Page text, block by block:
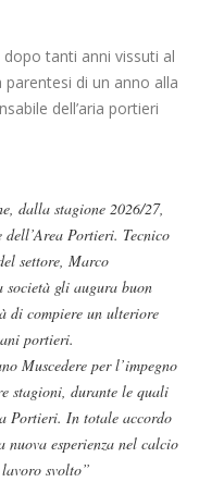
dopo tanti anni vissuti al
di un anno alla
dell’aria portieri
dalla stagione 2026/27,
dell’Area Portieri. Tecnico
settore, Marco
società gli augura buon
di compiere un ulteriore
portieri.
Muscedere per l’impegno
stagioni, durante le quali
Portieri. In totale accordo
esperienza nel calcio
svolto”